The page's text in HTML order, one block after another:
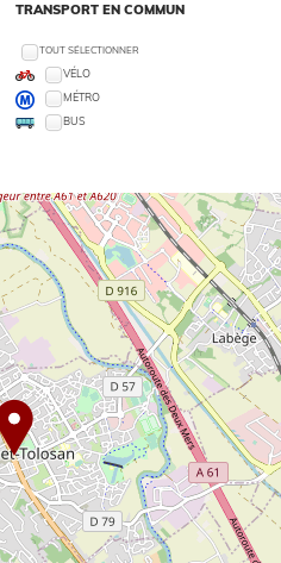
TRANSPORT EN COMMUN
TOUT SÉLECTIONNER
VÉLO
MÉTRO
BUS